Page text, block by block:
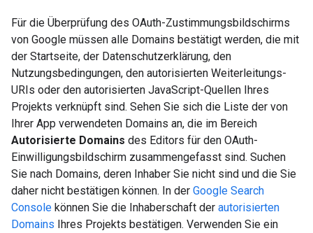
Für die Überprüfung des OAuth-Zustimmungsbildschirms
von Google müssen alle Domains bestätigt werden, die mit
der Startseite, der Datenschutzerklärung, den
Nutzungsbedingungen, den autorisierten Weiterleitungs-
URIs oder den autorisierten JavaScript-Quellen Ihres
Projekts verknüpft sind. Sehen Sie sich die Liste der von
Ihrer App verwendeten Domains an, die im Bereich
Autorisierte Domains des Editors für den OAuth-
Einwilligungsbildschirm zusammengefasst sind. Suchen
Sie nach Domains, deren Inhaber Sie nicht sind und die Sie
daher nicht bestätigen können. In der Google Search
Console können Sie die Inhaberschaft der autorisierten
Domains Ihres Projekts bestätigen. Verwenden Sie ein